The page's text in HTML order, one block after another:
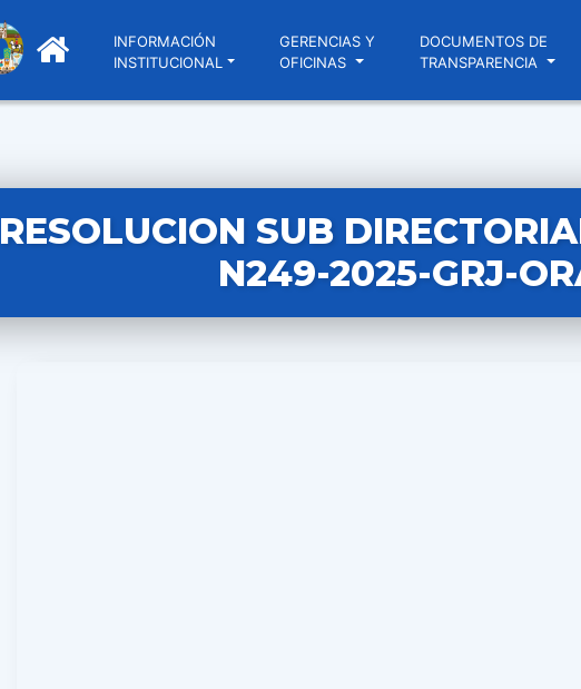
INFORMACIÓN
INSTITUCIONAL
GERENCIAS Y
OFICINAS
DOCUMENTOS DE
TRANSPARENCIA
RESOLUCION SUB
N249-2025-GRJ-